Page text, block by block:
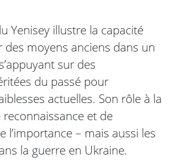
Yenisey illustre la capacité
des moyens anciens dans un
sur des
du passé pour
actuelles. Son rôle à la
et de
l’importance – mais aussi les
la guerre en Ukraine.